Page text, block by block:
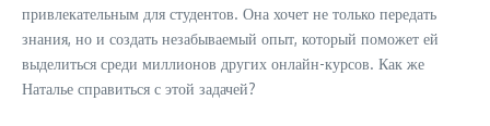
привлекательным для студентов. Она хочет не только передать
знания, но и создать незабываемый опыт, который поможет ей
выделиться среди миллионов других онлайн-курсов. Как же
Наталье справиться с этой задачей?